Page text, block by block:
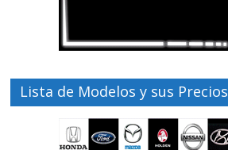
Lista de Modelos y sus Precios